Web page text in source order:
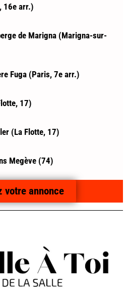
16e arr.)
de Marigna (Marigna-sur-
Fuga (Paris, 7e arr.)
17)
(La Flotte, 17)
Megève (74)
votre annonce